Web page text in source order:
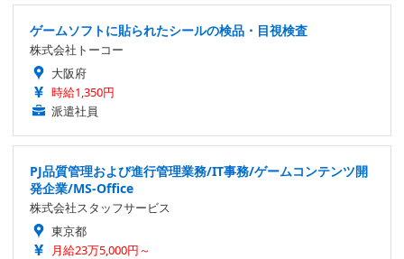
ゲームソフトに貼られたシールの検品・目視検査
株式会社トーコー
大阪府
時給1,350円
派遣社員
PJ品質管理および進行管理業務/IT事務/ゲームコンテンツ開
発企業/MS-Office
株式会社スタッフサービス
東京都
月給23万5,000円～